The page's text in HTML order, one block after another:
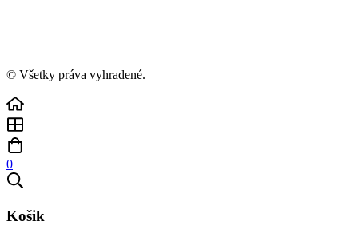
© Všetky práva vyhradené.
0
Košik